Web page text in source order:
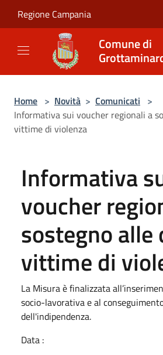
Regione Campania
Comune di
Home > Novità > Comunicati >
Informativa sui voucher regionali a
vittime di violenza
Informativa
voucher
sostegno alle
vittime di
La Misura è finalizzata
socio-lavorativa e al
dell'indipendenza.
Data :